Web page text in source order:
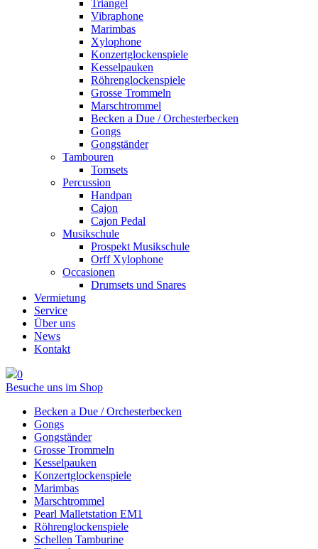
Triangel
Vibraphone
Marimbas
Xylophone
Konzertglockenspiele
Kesselpauken
Röhren­glocken­spiele
Grosse Trommeln
Marschtrommel
Becken a Due / Orchester­becken
Gongs
Gongständer
Tambouren
Tomsets
Percussion
Handpan
Cajon
Cajon Pedal
Musikschule
Prospekt Musikschule
Orff Xylophone
Occasionen
Drumsets und Snares
Vermietung
Service
Über uns
News
Kontakt
0
Besuche uns im Shop
Becken a Due / Orchester­becken
Gongs
Gongständer
Grosse Trommeln
Kesselpauken
Konzertglockenspiele
Marimbas
Marschtrommel
Pearl Malletstation EM1
Röhren­glocken­spiele
Schellen Tamburine